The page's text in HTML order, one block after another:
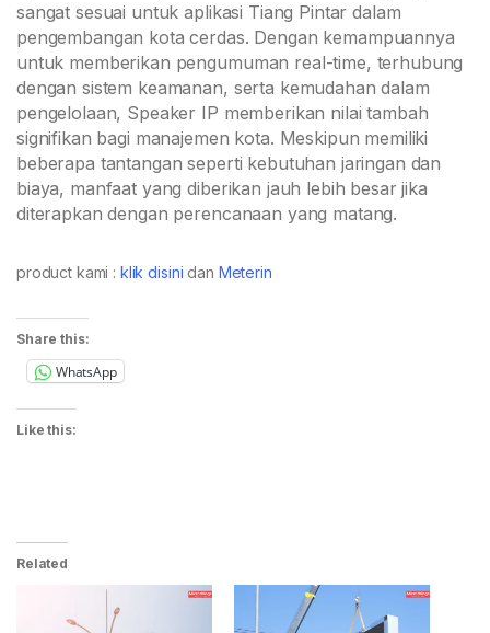
sangat sesuai untuk aplikasi Tiang Pintar dalam
pengembangan kota cerdas. Dengan kemampuannya
untuk memberikan pengumuman real-time, terhubung
dengan sistem keamanan, serta kemudahan dalam
pengelolaan, Speaker IP memberikan nilai tambah
signifikan bagi manajemen kota. Meskipun memiliki
beberapa tantangan seperti kebutuhan jaringan dan
biaya, manfaat yang diberikan jauh lebih besar jika
diterapkan dengan perencanaan yang matang.
product kami : klik disini dan Meterin
Share this:
WhatsApp
Like this:
Related